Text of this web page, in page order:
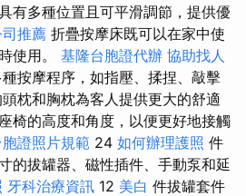
有多種位置且可平滑調節，提供優
推薦 折疊按摩床既可以在家中使
使用。 基隆台胞證代辦 協助找人
按摩程序，如指壓、揉捏、敲擊
枕和胸枕為客人提供更大的舒適
椅的高度和角度，以便更好地接觸
胞證照片規範 24 如何辦理護照 件
的拔罐器、磁性插件、手動泵和延
牙科治療資訊 12 美白 件拔罐套件